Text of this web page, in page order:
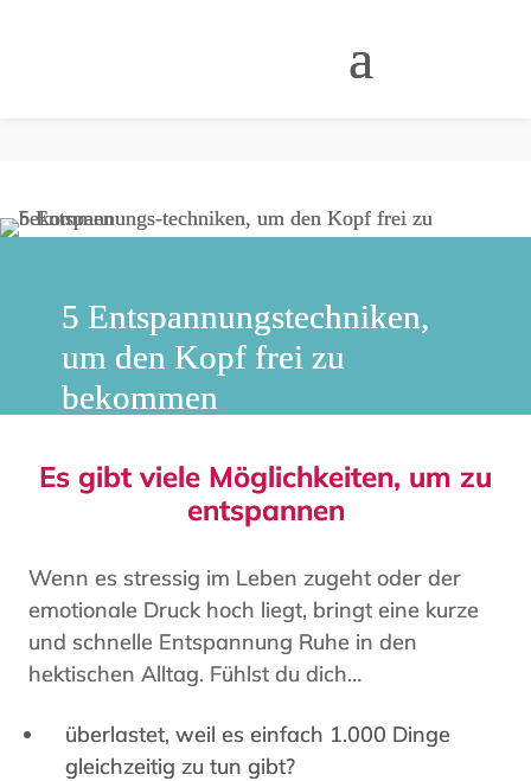
5 Entspannungstechniken,
um den Kopf frei zu
bekommen
Es gibt viele Möglichkeiten, um zu
entspannen
Wenn es stressig im Leben zugeht oder der
emotionale Druck hoch liegt, bringt eine kurze
und schnelle Entspannung Ruhe in den
hektischen Alltag. Fühlst du dich…
überlastet, weil es einfach 1.000 Dinge
gleichzeitig zu tun gibt?